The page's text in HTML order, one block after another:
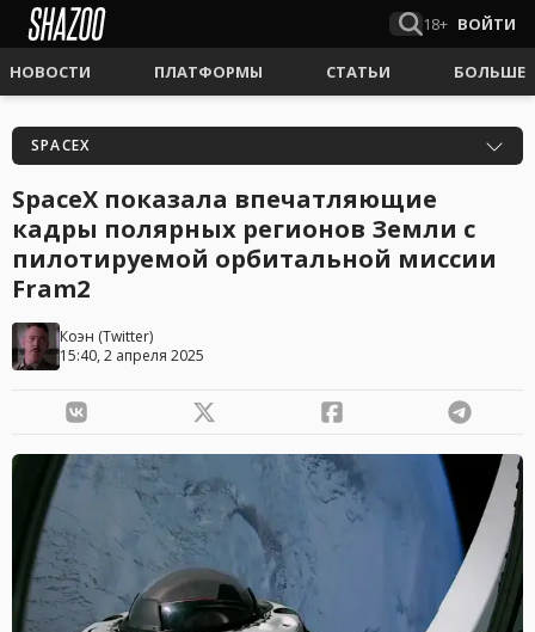
18+ ВОЙТИ
НОВОСТИ ПЛАТФОРМЫ СТАТЬИ БОЛЬШЕ
SPACEX
SpaceX показала впечатляющие
кадры полярных регионов Земли с
пилотируемой орбитальной миссии
Fram2
Коэн (Twitter)
15:40, 2 апреля 2025